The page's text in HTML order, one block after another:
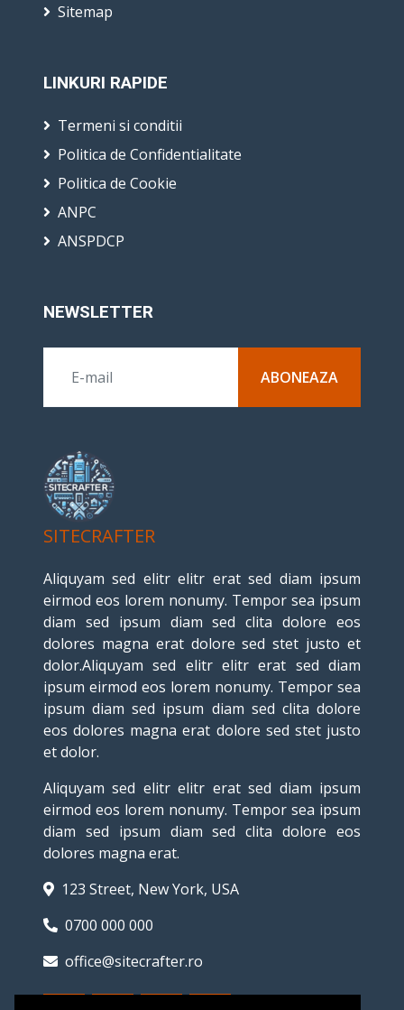
Sitemap
LINKURI RAPIDE
Termeni si conditii
Politica de Confidentialitate
Politica de Cookie
ANPC
ANSPDCP
NEWSLETTER
ABONEAZA
SITECRAFTER
Aliquyam sed elitr elitr erat sed diam ipsum
eirmod eos lorem nonumy. Tempor sea ipsum
diam sed ipsum diam sed clita dolore eos
dolores magna erat dolore sed stet justo et
dolor.Aliquyam sed elitr elitr erat sed diam
ipsum eirmod eos lorem nonumy. Tempor sea
ipsum diam sed ipsum diam sed clita dolore
eos dolores magna erat dolore sed stet justo
et dolor.
Aliquyam sed elitr elitr erat sed diam ipsum
eirmod eos lorem nonumy. Tempor sea ipsum
diam sed ipsum diam sed clita dolore eos
dolores magna erat.
123 Street, New York, USA
0700 000 000
office@sitecrafter.ro